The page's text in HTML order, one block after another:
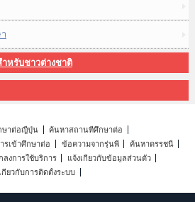
หรับชาวต่างชาติ
ษาต่อญี่ปุ่น
ค้นหาสถานที่ศึกษาต่อ
รเข้าศึกษาต่อ
ข้อความจากรุ่นพี่
ค้นหาดรรชนี
งการใช้บริการ
แจ้งเกี่ยวกับข้อมูลส่วนตัว
เกี่ยวกับการติดตั้งระบบ